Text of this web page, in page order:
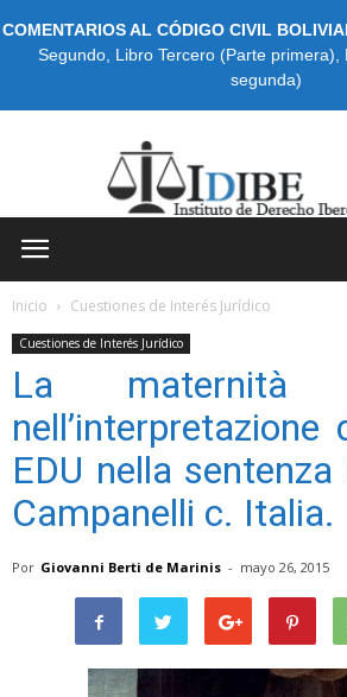
COMENTARIOS AL CÓDIGO CIVIL
Segundo, Libro Tercero (Parte primera)
segunda)
Inicio Cuestiones de Interés Jurídico
Cuestiones de Interés Jurídico
La maternità
nell’interpretazione
EDU nella
Campanelli c. Italia.
Por Giovanni Berti de Marinis - mayo 26, 2015